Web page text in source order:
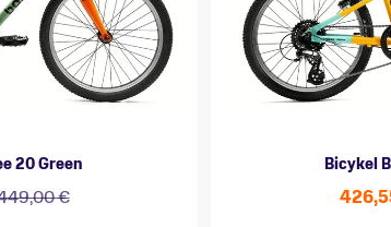
20 Green
€
Bicykel